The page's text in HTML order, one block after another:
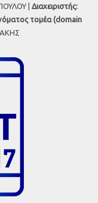
| Διαχειριστής:
τομέα (domain